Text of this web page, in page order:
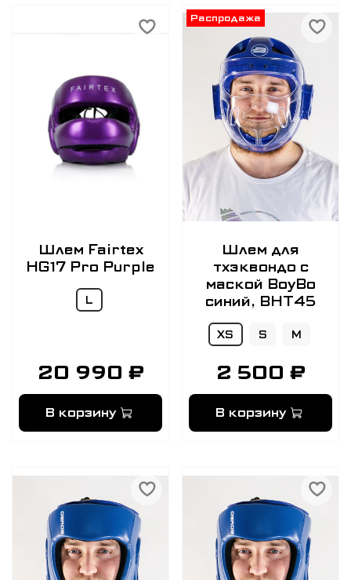
Шлем Fairtex
HG17 Pro Purple
L
20 990 ₽
В корзину
Распродажа
Шлем для
тхэквондо с
маской BoyBo
синий, BHT45
XS S M
2 500 ₽
В корзину